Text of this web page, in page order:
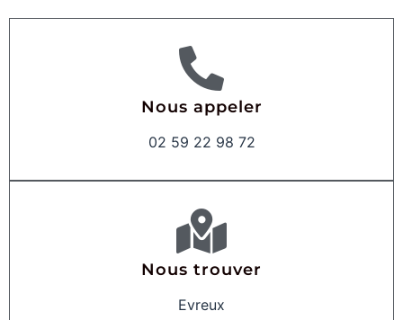
Nous appeler
02 59 22 98 72
Nous trouver
Evreux